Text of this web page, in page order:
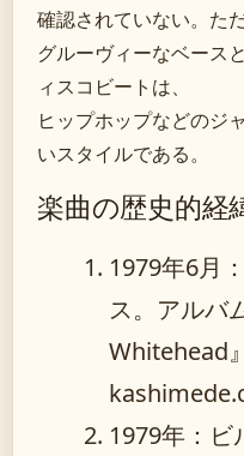
確認されていない。ただ
グルーヴィーなベース
ィスコビートは、
ヒップホップなどのジ
いスタイルである。
楽曲の歴史的経
1979年6月
ス。アルバ
Whitehead
1979年 ：